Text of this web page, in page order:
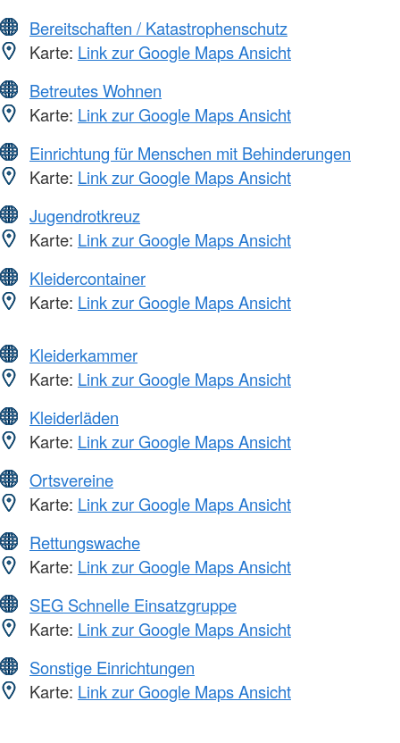
Bereitschaften / Katastrophenschutz
Karte: Link zur Google Maps Ansicht
Betreutes Wohnen
Karte: Link zur Google Maps Ansicht
Einrichtung für Menschen mit Behinderungen
Karte: Link zur Google Maps Ansicht
Jugendrotkreuz
Karte: Link zur Google Maps Ansicht
Kleidercontainer
Karte: Link zur Google Maps Ansicht
Kleiderkammer
Karte: Link zur Google Maps Ansicht
Kleiderläden
Karte: Link zur Google Maps Ansicht
Ortsvereine
Karte: Link zur Google Maps Ansicht
Rettungswache
Karte: Link zur Google Maps Ansicht
SEG Schnelle Einsatzgruppe
Karte: Link zur Google Maps Ansicht
Sonstige Einrichtungen
Karte: Link zur Google Maps Ansicht